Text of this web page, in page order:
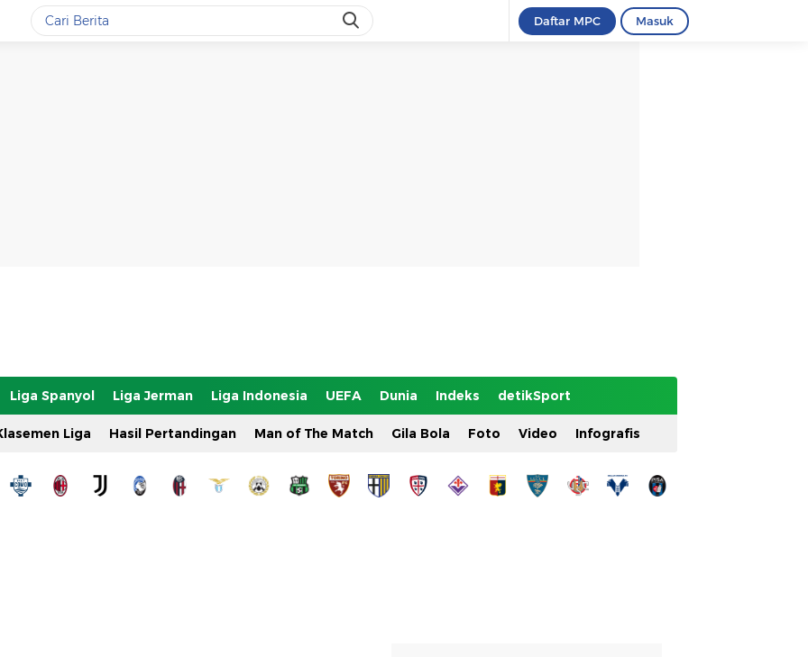
Daftar MPC Masuk
Liga Spanyol Liga Jerman Liga Indonesia UEFA Dunia Indeks detikSport
Liga Hasil Pertandingan Man of The Match Gila Bola Foto Video Infografis